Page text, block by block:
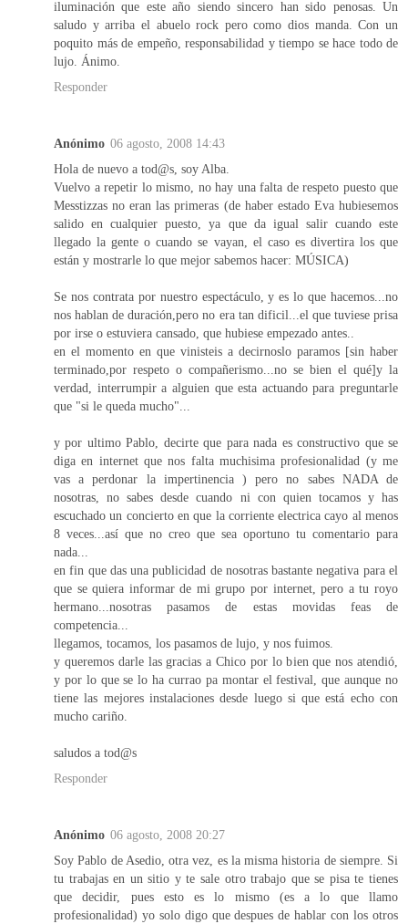
iluminación que este año siendo sincero han sido penosas. Un
saludo y arriba el abuelo rock pero como dios manda. Con un
poquito más de empeño, responsabilidad y tiempo se hace todo de
lujo. Ánimo.
Responder
Anónimo 06 agosto, 2008 14:43
Hola de nuevo a tod@s, soy Alba.
Vuelvo a repetir lo mismo, no hay una falta de respeto puesto que
Messtizzas no eran las primeras (de haber estado Eva hubiesemos
salido en cualquier puesto, ya que da igual salir cuando este
llegado la gente o cuando se vayan, el caso es divertira los que
están y mostrarle lo que mejor sabemos hacer: MÚSICA)
Se nos contrata por nuestro espectáculo, y es lo que hacemos...no
nos hablan de duración,pero no era tan dificil...el que tuviese prisa
por irse o estuviera cansado, que hubiese empezado antes..
en el momento en que vinisteis a decirnoslo paramos [sin haber
terminado,por respeto o compañerismo...no se bien el qué]y la
verdad, interrumpir a alguien que esta actuando para preguntarle
que "si le queda mucho"...
y por ultimo Pablo, decirte que para nada es constructivo que se
diga en internet que nos falta muchisima profesionalidad (y me
vas a perdonar la impertinencia ) pero no sabes NADA de
nosotras, no sabes desde cuando ni con quien tocamos y has
escuchado un concierto en que la corriente electrica cayo al menos
8 veces...así que no creo que sea oportuno tu comentario para
nada...
en fin que das una publicidad de nosotras bastante negativa para el
que se quiera informar de mi grupo por internet, pero a tu royo
hermano...nosotras pasamos de estas movidas feas de
competencia...
llegamos, tocamos, los pasamos de lujo, y nos fuimos.
y queremos darle las gracias a Chico por lo bien que nos atendió,
y por lo que se lo ha currao pa montar el festival, que aunque no
tiene las mejores instalaciones desde luego si que está echo con
mucho cariño.
saludos a tod@s
Responder
Anónimo 06 agosto, 2008 20:27
Soy Pablo de Asedio, otra vez, es la misma historia de siempre. Si
tu trabajas en un sitio y te sale otro trabajo que se pisa te tienes
que decidir, pues esto es lo mismo (es a lo que llamo
profesionalidad) yo solo digo que despues de hablar con los otros